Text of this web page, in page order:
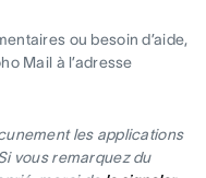
ou besoin d’aide,
Mail à l’adresse
les applications
vous remarquez du